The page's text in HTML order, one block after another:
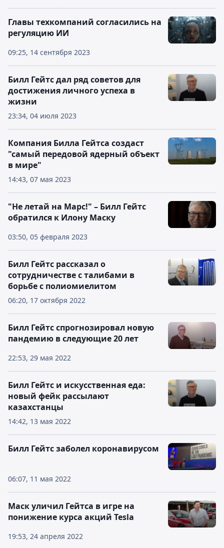
09:25, 14 сентября 2023
Главы техкомпаний согласились на
регуляцию ИИ
23:34, 04 июля 2023
Билл Гейтс дал ряд советов для
достижения личного успеха в
жизни
14:43, 07 мая 2023
Компания Билла Гейтса создаст
"самый передовой ядерный объект
в мире"
03:50, 05 февраля 2023
"Не летай на Марс!" – Билл Гейтс
обратился к Илону Маску
06:20, 17 октября 2022
Билл Гейтс рассказал о
сотрудничестве с талибами в
борьбе с полиомиелитом
22:53, 29 мая 2022
Билл Гейтс спрогнозировал новую
пандемию в следующие 20 лет
14:42, 13 мая 2022
Билл Гейтс и искусственная еда:
новый фейк рассылают
казахстанцы
06:07, 11 мая 2022
Билл Гейтс заболел коронавирусом
19:53, 24 апреля 2022
Маск уличил Гейтса в игре на
понижение курса акций Tesla